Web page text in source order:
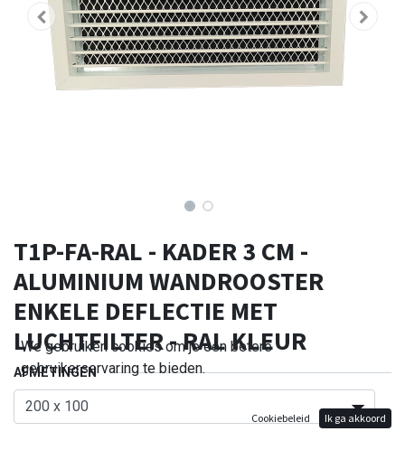
T1P-FA-RAL - KADER 3 CM -
ALUMINIUM WANDROOSTER
ENKELE DEFLECTIE MET
LUCHTFILTER - RAL KLEUR
AFMETINGEN
We gebruiken cookies om je een betere
gebruikerservaring te bieden.
Cookiebeleid Ik ga akkoord